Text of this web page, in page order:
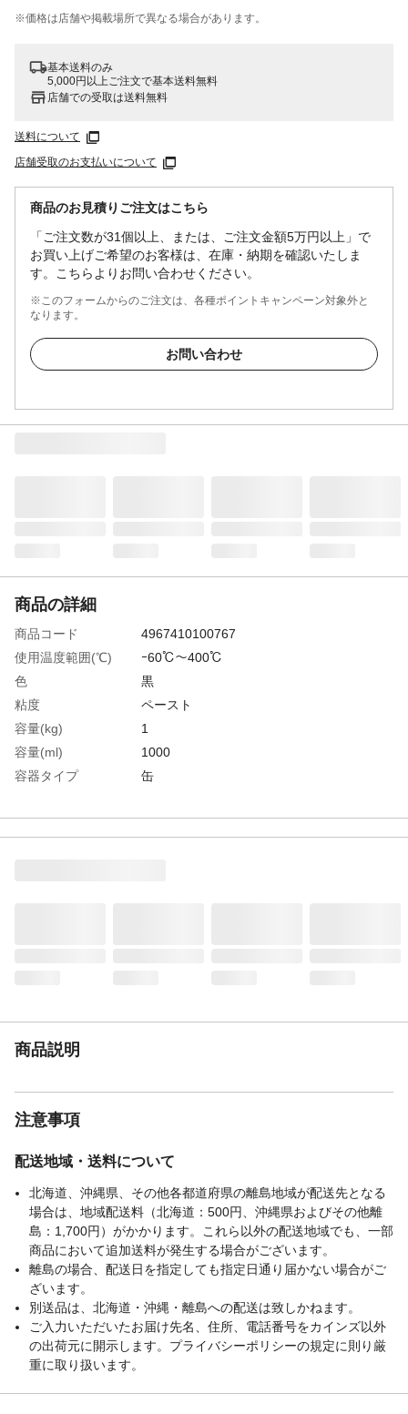
※価格は​店舗や​掲載場所で​異なる​場合が​あります。
基本送料のみ
5,000円以上ご注文で基本送料無料
店舗での受取は送料無料
送料について
店舗受取のお支払いについて
商品のお見積りご注文はこちら
「ご注文数が31個以上、または、ご注文金額5万円以上」で
お買い上げご希望のお客様は、在庫・納期を確認いたしま
す。こちらよりお問い合わせください。
※このフォームからのご注文は、各種ポイントキャンペーン対象外と
なります。
お問い合わせ
商品の詳細
商品コード
4967410100767
使用温度範囲(℃)
ｰ60℃～400℃
色
黒
粘度
ペースト
容量(kg)
1
容量(ml)
1000
容器タイプ
缶
重さ
1154.000G
商品説明
注意事項
配送地域・送料について
北海道、沖縄県、その他各都道府県の離島地域が配送先となる
場合は、地域配送料（北海道：500円、沖縄県およびその他離
島：1,700円）がかかります。これら以外の配送地域でも、一部
商品において追加送料が発生する場合がございます。
離島の場合、配送日を指定しても指定日通り届かない場合がご
ざいます。
別送品は、北海道・沖縄・離島への配送は致しかねます。
ご入力いただいたお届け先名、住所、電話番号をカインズ以外
の出荷元に開示します。プライバシーポリシーの規定に則り厳
重に取り扱います。